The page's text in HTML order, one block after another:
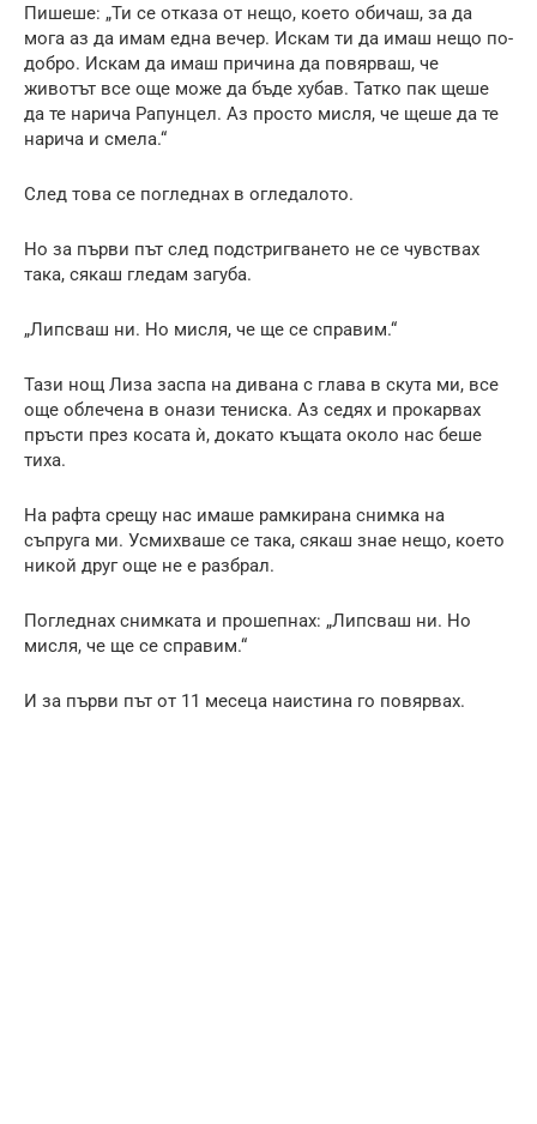
Пишеше: „Ти се отказа от нещо, което обичаш, за да
мога аз да имам една вечер. Искам ти да имаш нещо по-
добро. Искам да имаш причина да повярваш, че
животът все още може да бъде хубав. Татко пак щеше
да те нарича Рапунцел. Аз просто мисля, че щеше да те
нарича и смела.“
След това се погледнах в огледалото.
Но за първи път след подстригването не се чувствах
така, сякаш гледам загуба.
„Липсваш ни. Но мисля, че ще се справим.“
Тази нощ Лиза заспа на дивана с глава в скута ми, все
още облечена в онази тениска. Аз седях и прокарвах
пръсти през косата ѝ, докато къщата около нас беше
тиха.
На рафта срещу нас имаше рамкирана снимка на
съпруга ми. Усмихваше се така, сякаш знае нещо, което
никой друг още не е разбрал.
Погледнах снимката и прошепнах: „Липсваш ни. Но
мисля, че ще се справим.“
И за първи път от 11 месеца наистина го повярвах.